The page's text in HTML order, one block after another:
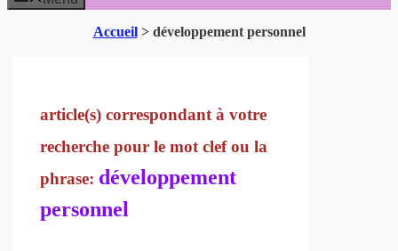
Accueil> développement personnel
développement
personnel